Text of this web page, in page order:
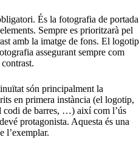
És la fotografia de portada
Sempre es prioritzarà pel
amb la imatge de fons. El logotip
assegurant sempre com
són principalment la
en primera instància (el logotip,
codi de barres, …) així com l’ús
protagonista. Aquesta és una
l’exemplar.